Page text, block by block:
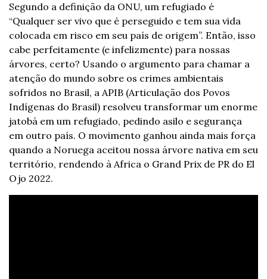
Segundo a definição da ONU, um refugiado é
“Qualquer ser vivo que é perseguido e tem sua vida
colocada em risco em seu país de origem”. Então, isso
cabe perfeitamente (e infelizmente) para nossas
árvores, certo? Usando o argumento para chamar a
atenção do mundo sobre os crimes ambientais
sofridos no Brasil, a APIB (Articulação dos Povos
Indígenas do Brasil) resolveu transformar um enorme
jatobá em um refugiado, pedindo asilo e segurança
em outro país. O movimento ganhou ainda mais força
quando a Noruega aceitou nossa árvore nativa em seu
território, rendendo à Africa o Grand Prix de PR do El
Ojo 2022.